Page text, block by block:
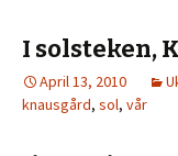
I solsteken,
April 13, 2010
knausgård, sol, vår